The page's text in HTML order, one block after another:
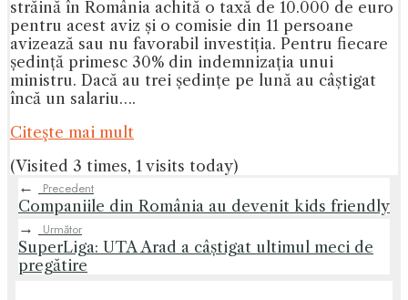
străină în România achită o taxă de 10.000 de euro
pentru acest aviz și o comisie din 11 persoane
avizează sau nu favorabil investiția. Pentru fiecare
ședință primesc 30% din indemnizația unui
ministru. Dacă au trei ședințe pe lună au câștigat
încă un salariu….
Citeşte mai mult
(Visited 3 times, 1 visits today)
←
Precedent
Companiile din România au devenit kids friendly
→
Următor
SuperLiga: UTA Arad a câștigat ultimul meci de
pregătire